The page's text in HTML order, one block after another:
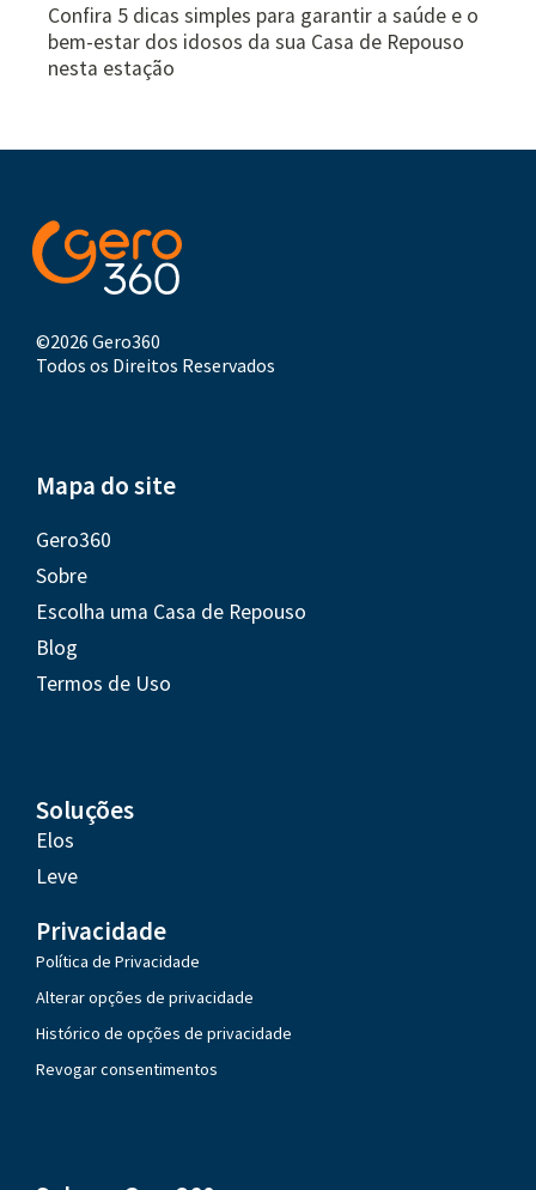
Confira 5 dicas simples para garantir a saúde e o
bem-estar dos idosos da sua Casa de Repouso
nesta estação
©2026 Gero360
Todos os Direitos Reservados
Mapa do site
Gero360
Sobre
Escolha uma Casa de Repouso
Blog
Termos de Uso
Soluções
Elos
Leve
Privacidade
Política de Privacidade
Alterar opções de privacidade
Histórico de opções de privacidade
Revogar consentimentos